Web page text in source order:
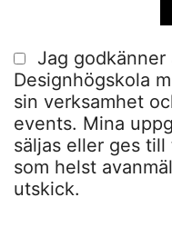
Jag
Designhögskola
sin verksamhet
events. Mina
säljas eller ges
som helst
utskick.